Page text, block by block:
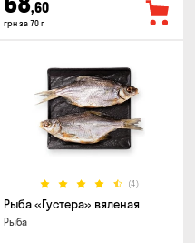
,60
грн за 70 г
(4)
Рыба «Густера» вяленая
Рыба